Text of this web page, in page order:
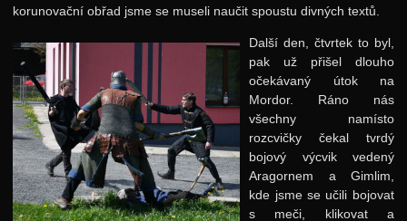
korunovační obřad jsme se museli naučit spoustu divných textů.
Další den, čtvrtek to byl,
pak už přišel dlouho
očekávaný útok na
Mordor. Ráno nás
všechny namísto
rozcvičky čekal tvrdý
bojový výcvik vedený
Aragornem a Gimlim,
kde jsme se učili bojovat
s meči, klikovat a